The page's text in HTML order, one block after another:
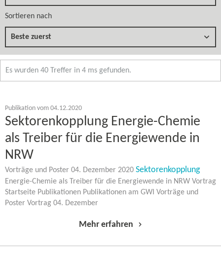
Sortieren nach
Beste zuerst
Es wurden 40 Treffer in 4 ms gefunden.
Publikation vom 04.12.2020
Sektorenkopplung Energie-​Chemie
als Treiber für die Energiewende in
NRW
Vorträge und Poster 04. Dezember 2020 Sektorenkopplung
Energie-​Chemie als Treiber für die Energiewende in NRW Vortrag
Startseite Publikationen Publikationen am GWI Vorträge und
Poster Vortrag 04. Dezember
Mehr erfahren